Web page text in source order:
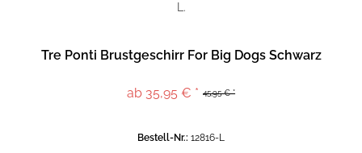
L.
Tre Ponti Brustgeschirr For Big Dogs Schwarz
45,95 € *
ab 35,95 € *
Bestell-Nr.: 12816-L